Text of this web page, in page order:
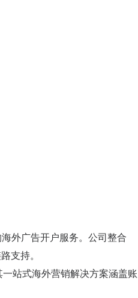
外广告开户服务。公司整合
支持。
站式海外营销解决方案涵盖